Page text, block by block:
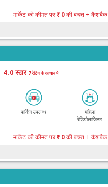
मार्केट की कीमत पर₹ 0 की बचत + कैशबैक
4.0 स्टार 7 रेटिंग के आधार पे
पार्किंग उपलब्ध
महिला
रेडियोलाजिस्ट
मार्केट की कीमत पर₹ 0 की बचत + कैशबैक